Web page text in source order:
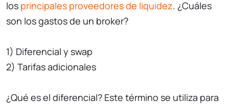
los principales proveedores de liquidez. ¿Cuáles
son los gastos de un broker?
1) Diferencial y swap
2) Tarifas adicionales
¿Qué es el diferencial? Este término se utiliza para